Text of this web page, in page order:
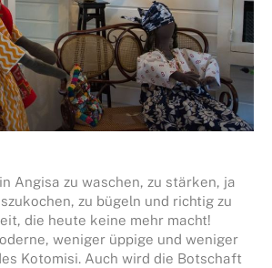
Angisa zu waschen, zu stärken, ja
zu bügeln und richtig zu
die heute keine mehr macht!
weniger üppige und weniger
Kotomisi. Auch wird die Botschaft